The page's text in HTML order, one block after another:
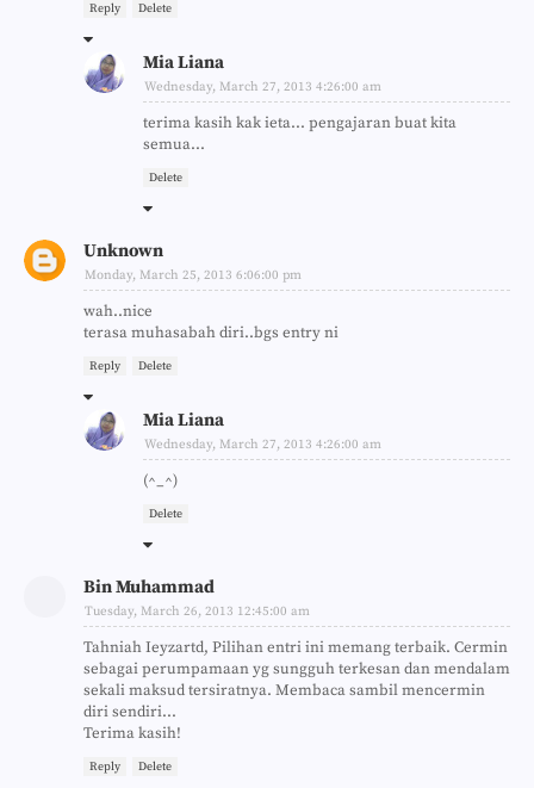
Reply Delete
Mia Liana
Wednesday, March 27, 2013 4:26:00 am
terima kasih kak ieta... pengajaran buat kita
semua...
Delete
Unknown
Monday, March 25, 2013 6:06:00 pm
wah..nice
terasa muhasabah diri..bgs entry ni
Reply Delete
Mia Liana
Wednesday, March 27, 2013 4:26:00 am
(^_^)
Delete
Bin Muhammad
Tuesday, March 26, 2013 12:45:00 am
Tahniah Ieyzartd, Pilihan entri ini memang terbaik. Cermin
sebagai perumpamaan yg sungguh terkesan dan mendalam
sekali maksud tersiratnya. Membaca sambil mencermin
diri sendiri...
Terima kasih!
Reply Delete